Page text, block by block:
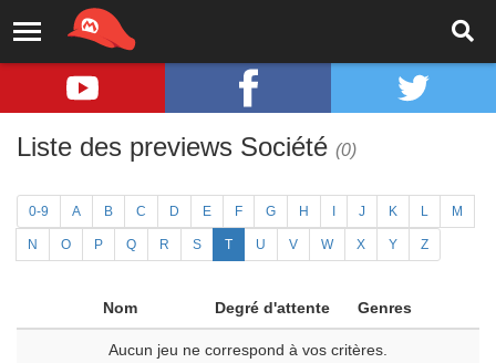
Liste des previews Société (0)
0-9 A B C D E F G H J K L M
N O P Q R S T U V W X Y Z
Nom Degré d'attente Genres
Aucun jeu ne correspond à vos critères.